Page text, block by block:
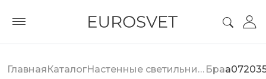
ГлавнаяКаталог Настенные светильники Бра